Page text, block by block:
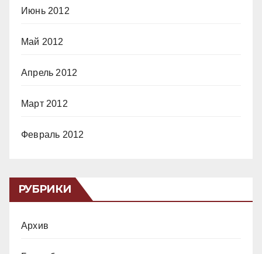
Июнь 2012
Май 2012
Апрель 2012
Март 2012
Февраль 2012
РУБРИКИ
Архив